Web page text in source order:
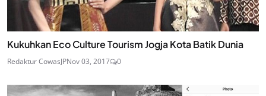
Kukuhkan Eco Culture Tourism Jogja Kota Batik Dunia
Redaktur CowasJPNov 03, 2017 0